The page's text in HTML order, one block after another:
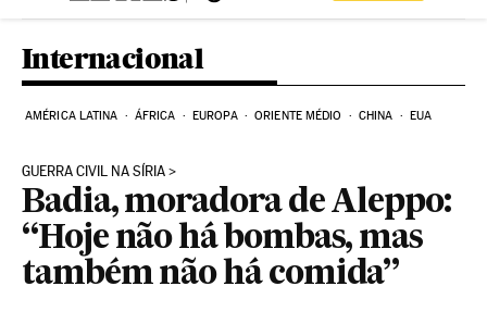
Internacional
AMÉRICA LATINA ÁFRICA EUROPA ORIENTE MÉDIO CHINA EUA
GUERRA CIVIL NA SÍRIA
Badia, moradora de Aleppo:
“Hoje não há bombas, mas
também não há comida”